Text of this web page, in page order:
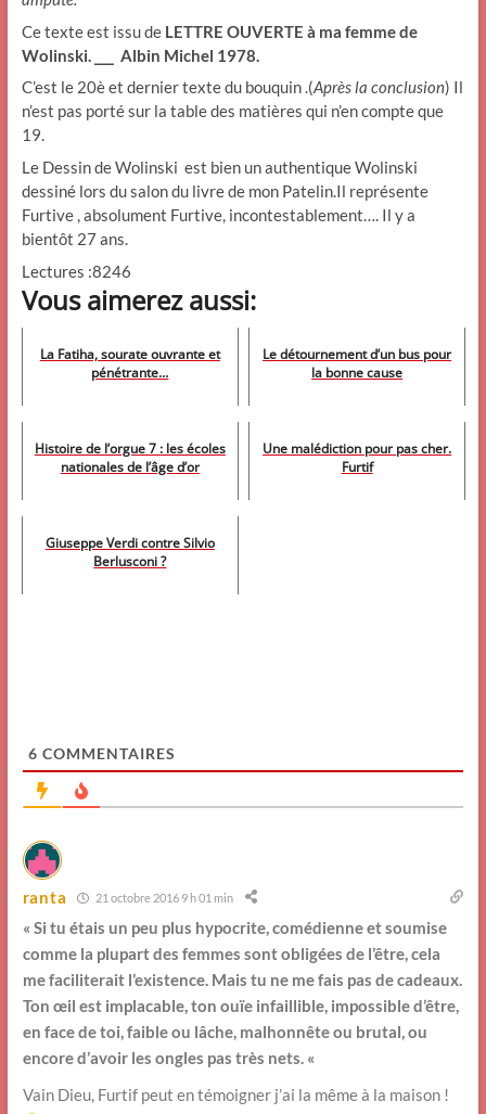
Ce texte est issu de LETTRE OUVERTE à ma femme de
Wolinski. ___ Albin Michel 1978.
C’est le 20è et dernier texte du bouquin .(Après la conclusion) Il
n’est pas porté sur la table des matières qui n’en compte que
19.
Le Dessin de Wolinski est bien un authentique Wolinski
dessiné lors du salon du livre de mon Patelin.Il représente
Furtive , absolument Furtive, incontestablement…. Il y a
bientôt 27 ans.
Lectures :8246
Vous aimerez aussi:
La Fatiha, sourate ouvrante et
pénétrante…
Le détournement d’un bus pour
la bonne cause
Histoire de l’orgue 7 : les écoles
nationales de l’âge d’or
Une malédiction pour pas cher.
Furtif
Giuseppe Verdi contre Silvio
Berlusconi ?
6 COMMENTAIRES
ranta 21 octobre 2016 9 h 01 min
« Si tu étais un peu plus hypocrite, comédienne et soumise
comme la plupart des femmes sont obligées de l’être, cela
me faciliterait l’existence. Mais tu ne me fais pas de cadeaux.
Ton œil est implacable, ton ouïe infaillible, impossible d’être,
en face de toi, faible ou lâche, malhonnête ou brutal, ou
encore d’avoir les ongles pas très nets. «
Vain Dieu, Furtif peut en témoigner j’ai la même à la maison !